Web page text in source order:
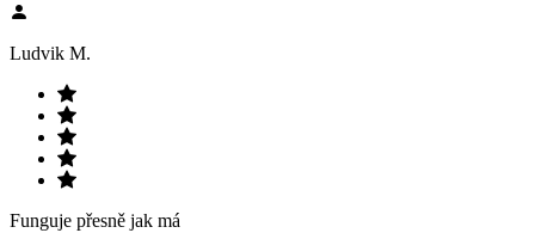
Ludvik M.
Funguje přesně jak má